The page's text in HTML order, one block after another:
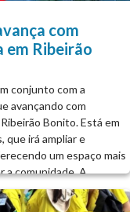
com
em Ribeirão
conjunto com a
avançando com
Bonito. Está em
que irá ampliar e
um espaço mais
a comunidade. A
municipal com a
garantindo mais